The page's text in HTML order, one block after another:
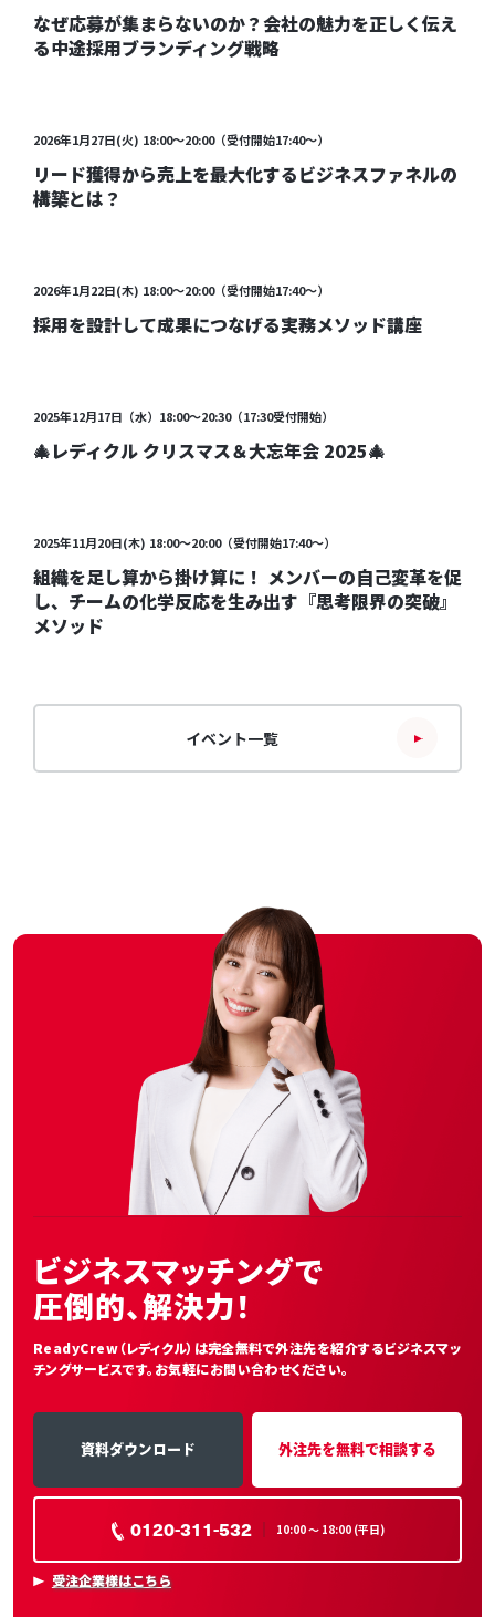
なぜ応募が集まらないのか？会社の魅力を正しく伝え
る中途採用ブランディング戦略
2026年1月27日(火) 18:00～20:00（受付開始17:40～）
リード獲得から売上を最大化するビジネスファネルの
構築とは？
2026年1月22日(木) 18:00～20:00（受付開始17:40～）
採用を設計して成果につなげる実務メソッド講座
2025年12月17日（水）18:00～20:30（17:30受付開始）
🎄レディクル クリスマス＆大忘年会 2025🎄
2025年11月20日(木) 18:00～20:00（受付開始17:40～）
組織を足し算から掛け算に！ メンバーの自己変革を促
し、チームの化学反応を生み出す『思考限界の突破』
メソッド
イベント一覧
ビジネスマッチングで
圧倒的、解決力！
ReadyCrew（レディクル）は完全無料で外注先を紹介するビジネスマッ
チングサービスです。お気軽にお問い合わせください。
資料ダウンロード 外注先を無料で相談する
0120-311-532 10:00 〜 18:00 (平日)
受注企業様はこちら